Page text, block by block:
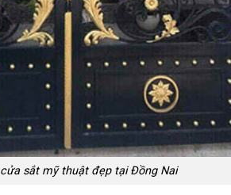
sắt mỹ thuật đẹp tại Đồng Nai